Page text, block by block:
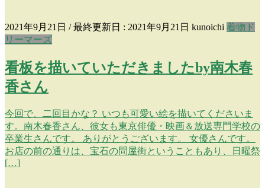
2021年9月21日 / 最終更新日 : 2021年9月21日 kunoichi 着物ド
リーマーズ
看板を描いていただきましたby南木春
香さん
今回で、二回目かな？ いつも可愛い絵を描いてくださいま
す。南木春香さん、彼女も東京俳優・映画＆放送専門学校の
卒業生さんです。 ありがとうございます。 女優さんです。
お店の前の通りは、宝石の問屋街ということもあり、日曜祭
[…]